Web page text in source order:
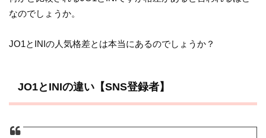
なのでしょうか。
JO1とINIの人気格差とは本当にあるのでしょうか？
JO1とINIの違い【SNS登録者】